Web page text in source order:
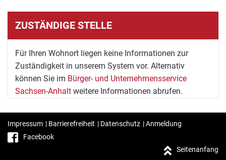
ZUSTÄNDIGE STELLE
Für Ihren Wohnort liegen keine Informationen zur
Zuständigkeit in unserem System vor. Alternativ
können Sie im Bürger- und Unternehmensservice
Sachsen-Anhalt weitere Informationen abrufen.
Impressum | Barrierefreiheit | Datenschutz |Anmeldung
Facebook
Seitenanfang